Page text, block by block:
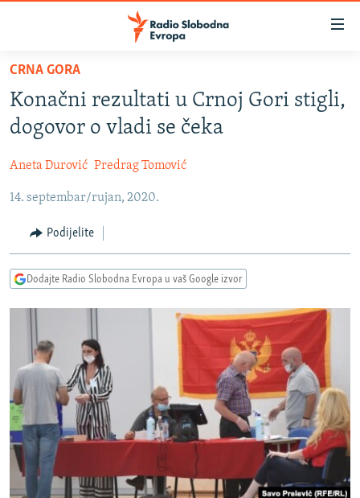
Pređite
glavni
sadržaj
Pređite
na
navigaciju
Pređite
pretragu
BOSNA I HERCEGOVINA
SRBIJA
KOSOVO
CRNA GORA
VIZUELNO
FOTOGALERIJE
INFOGRAFIKE
PODCASTI
RAT U UKRAJINI
KINA NA BALKANU
RSE PRIČE IZ SVIJETA
ISPRIČAJ MI
DNEVNO@RSE
SPECIJALI RSE
VIŠE OD NASLOVA
GENOCID U SREBRENICI
PRATITE NAS
CRNA GORA
Konačni rezultati u Crnoj Gori stigli,
dogovor o vladi se čeka
Aneta Durović Predrag Tomović
14. septembar/rujan, 2020.
Podijelite
Dodajte Radio Slobodna Evropa u vaš Google izvor